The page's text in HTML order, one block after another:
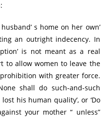
s home on her own’
an outright indecency. In
is not meant as a real
to allow women to leave the
with greater force.
shall do such-and-such
his human quality’, or ‘Do
your mother “ unless”